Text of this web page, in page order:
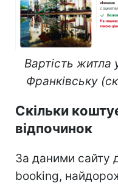
Вартість житла
Франківську
Скільки
відпочинок
За даними сайту
booking,